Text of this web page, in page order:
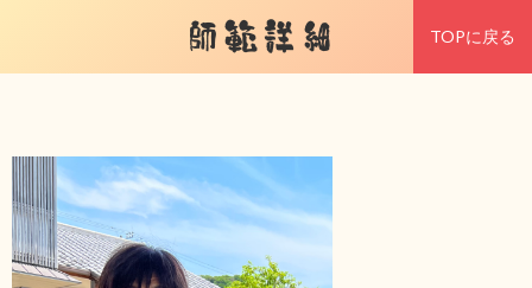
師範詳細 TOPに戻る